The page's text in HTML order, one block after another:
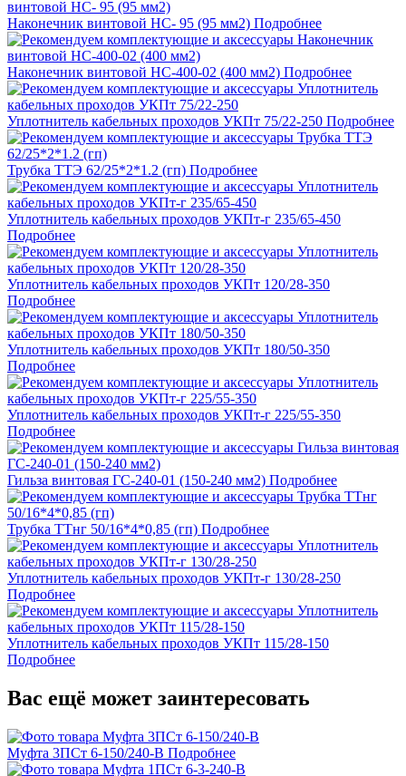
Наконечник винтовой НС- 95 (95 мм2) Подробнее
Наконечник винтовой НС-400-02 (400 мм2) Подробнее
Уплотнитель кабельных проходов УКПт 75/22-250 Подробнее
Трубка ТТЭ 62/25*2*1.2 (гп) Подробнее
Уплотнитель кабельных проходов УКПт-г 235/65-450
Подробнее
Уплотнитель кабельных проходов УКПт 120/28-350
Подробнее
Уплотнитель кабельных проходов УКПт 180/50-350
Подробнее
Уплотнитель кабельных проходов УКПт-г 225/55-350
Подробнее
Гильза винтовая ГС-240-01 (150-240 мм2) Подробнее
Трубка ТТнг 50/16*4*0,85 (гп) Подробнее
Уплотнитель кабельных проходов УКПт-г 130/28-250
Подробнее
Уплотнитель кабельных проходов УКПт 115/28-150
Подробнее
Вас ещё может заинтересовать
Муфта 3ПСт 6-150/240-В Подробнее